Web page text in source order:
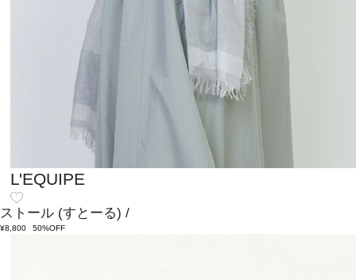
L'EQUIPE
ストール (すとーる) /
¥8,800 50%OFF